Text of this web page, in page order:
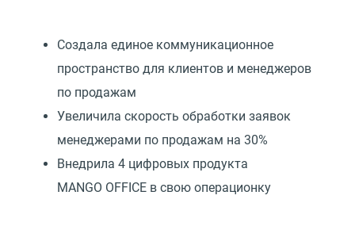
Создала единое коммуникационное
пространство для клиентов и менеджеров
по продажам
Увеличила скорость обработки заявок
менеджерами по продажам на 30%
Внедрила 4 цифровых продукта
MANGO OFFICE в свою операционку